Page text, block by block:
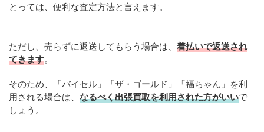
とっては、便利な査定方法と言えます。
ただし、売らずに返送してもらう場合は、 着払いで返送され
てきます。
そのため、「バイセル」「ザ・ゴールド」「福ちゃん」を利
用される場合は、 なるべく出張買取を利用された方がいいで
しょう。